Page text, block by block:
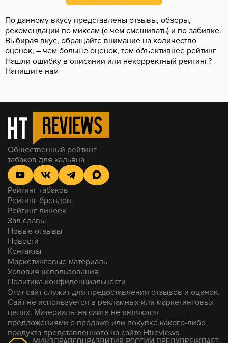
По данному вкусу представлены отзывы, обзоры,
рекомендации по миксам (с чем смешивать) и по забивке.
Выбирая вкус, обращайте внимание на количество
оценок, – чем больше оценок, тем объективнее рейтинг
Нашли ошибку в описании или некорректный рейтинг?
Напишите нам
Общественный рейтинг
табаков для кальяна
Рейтинг табаков
Рейтинг брендов
Рейтинг линеек
Зал славы
Новые отзывы
Новости
Контакты
Маркетинговые материалы
Условия использования
Политика конфиденциальности
Этот сайт служит для предоставления отзывов и оценок.
Сайт не используется в рекламных или маркетинговых
целях. Материалы на сайте не являются
предложениями о продаже или покупке какого-либо
продукта представленного на сайте Htreviews